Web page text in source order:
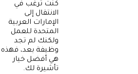
كنت ترغب في
الانتقال إلى
الإمارات العربية
المتحدة للعمل
ولكنك لم تجد
وظيفة بعد، فهذه
هي أفضل خيار
تأشيرة لك.